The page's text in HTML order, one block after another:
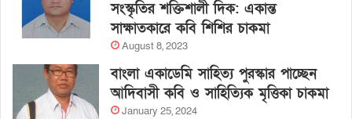
সংস্কৃতির শক্তিশালী দিক: একান্ত
সাক্ষাতকারে কবি শিশির চাকমা
August 8, 2023
বাংলা একাডেমি সাহিত্য পুরস্কার পাচ্ছেন
আদিবাসী কবি ও সাহিত্যিক মৃত্তিকা চাকমা
January 25, 2024